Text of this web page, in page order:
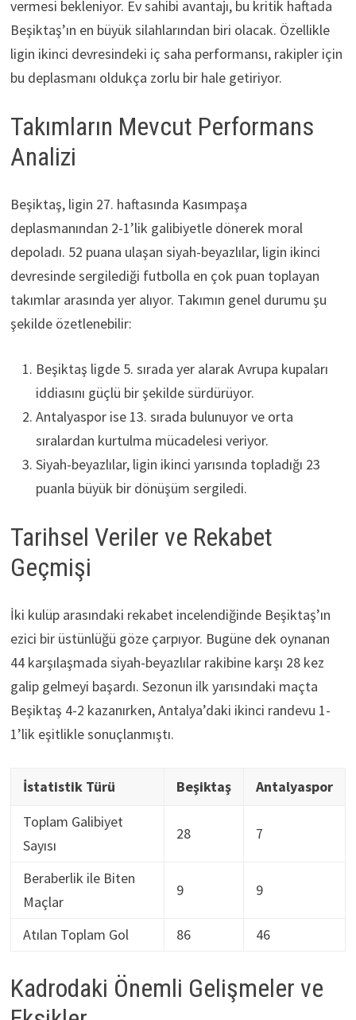
vermesi bekleniyor. Ev sahibi avantajı, bu kritik haftada
Beşiktaş’ın en büyük silahlarından biri olacak. Özellikle
ligin ikinci devresindeki iç saha performansı, rakipler için
bu deplasmanı oldukça zorlu bir hale getiriyor.
Takımların Mevcut Performans
Analizi
Beşiktaş, ligin 27. haftasında Kasımpaşa
deplasmanından 2-1’lik galibiyetle dönerek moral
depoladı. 52 puana ulaşan siyah-beyazlılar, ligin ikinci
devresinde sergilediği futbolla en çok puan toplayan
takımlar arasında yer alıyor. Takımın genel durumu şu
şekilde özetlenebilir:
Beşiktaş ligde 5. sırada yer alarak Avrupa kupaları
iddiasını güçlü bir şekilde sürdürüyor.
Antalyaspor ise 13. sırada bulunuyor ve orta
sıralardan kurtulma mücadelesi veriyor.
Siyah-beyazlılar, ligin ikinci yarısında topladığı 23
puanla büyük bir dönüşüm sergiledi.
Tarihsel Veriler ve Rekabet
Geçmişi
İki kulüp arasındaki rekabet incelendiğinde Beşiktaş’ın
ezici bir üstünlüğü göze çarpıyor. Bugüne dek oynanan
44 karşılaşmada siyah-beyazlılar rakibine karşı 28 kez
galip gelmeyi başardı. Sezonun ilk yarısındaki maçta
Beşiktaş 4-2 kazanırken, Antalya’daki ikinci randevu 1-
1’lik eşitlikle sonuçlanmıştı.
İstatistik Türü Beşiktaş
Antalyaspor
Toplam Galibiyet
Sayısı
28 7
Beraberlik ile Biten
Maçlar
9 9
Atılan Toplam Gol 86 46
Kadrodaki Önemli Gelişmeler ve